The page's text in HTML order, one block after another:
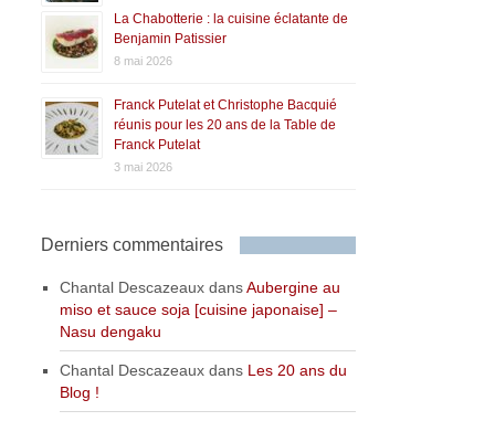
La Chabotterie : la cuisine éclatante de
Benjamin Patissier
8 mai 2026
Franck Putelat et Christophe Bacquié
réunis pour les 20 ans de la Table de
Franck Putelat
3 mai 2026
Derniers commentaires
Chantal Descazeaux dansAubergine au
miso et sauce soja [cuisine japonaise] –
Nasu dengaku
Chantal Descazeaux dans Les 20 ans du
Blog !